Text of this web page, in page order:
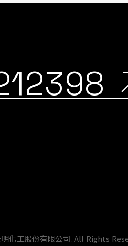
化工股份有限公司.All Rights
可以在下方管理 Cookie 設定。 按一下「